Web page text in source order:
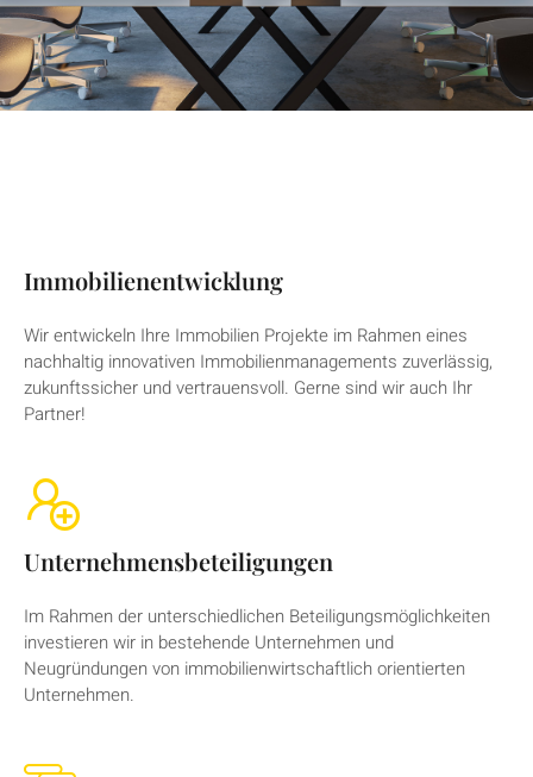
Immobilienentwicklung
Wir entwickeln Ihre Immobilien Projekte im Rahmen eines
nachhaltig innovativen Immobilienmanagements zuverlässig,
zukunftssicher und vertrauensvoll. Gerne sind wir auch Ihr
Partner!
Unternehmensbeteiligungen
Im Rahmen der unterschiedlichen Beteiligungsmöglichkeiten
investieren wir in bestehende Unternehmen und
Neugründungen von immobilienwirtschaftlich orientierten
Unternehmen.